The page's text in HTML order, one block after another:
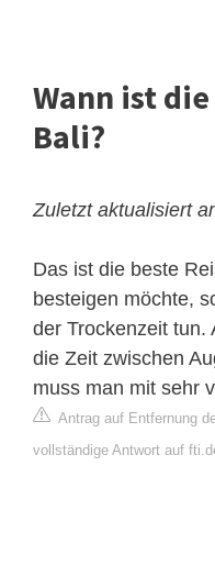
Wann ist
Bali?
Zuletzt aktualisiert
Das ist die beste
besteigen möchte,
der Trockenzeit tun.
die Zeit zwischen
muss man mit sehr
Antrag auf Entfernung
vollständige Antwort auf